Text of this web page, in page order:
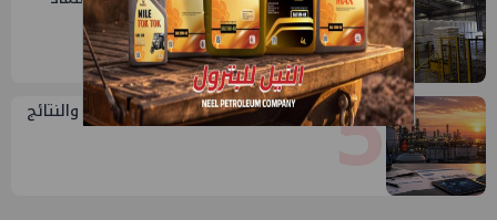
عالمي جديد
5
تقييم أداء وزارة البترول...بين حساب الأداء والنتائج